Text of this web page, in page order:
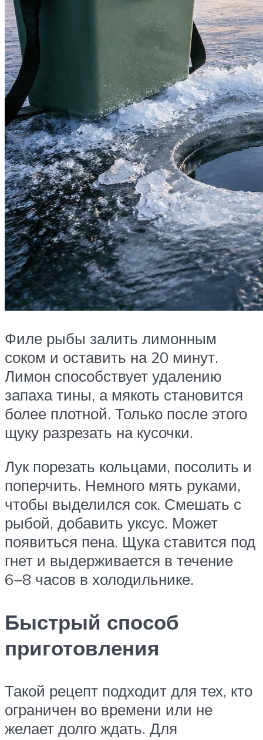
Филе рыбы залить лимонным
соком и оставить на 20 минут.
Лимон способствует удалению
запаха тины, а мякоть становится
более плотной. Только после этого
щуку разрезать на кусочки.
Лук порезать кольцами, посолить и
поперчить. Немного мять руками,
чтобы выделился сок. Смешать с
рыбой, добавить уксус. Может
появиться пена. Щука ставится под
гнет и выдерживается в течение
6−8 часов в холодильнике.
Быстрый способ
приготовления
Такой рецепт подходит для тех, кто
ограничен во времени или не
желает долго ждать. Для